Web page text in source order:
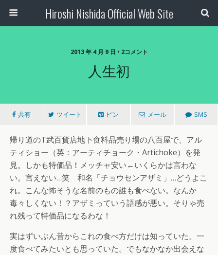
Hiroshi Nishida Official Web Site
2013 年 4 月 9 日 • 2コメント
人生初
共有 ツイート ピン メール SMS
帰り道のT武百貨店地下食料品売り場の八百屋で、アル
ティショー（英：アーティチョーク・Artichoke）を発
見。しかも特価品！メッチャ安い←いくらかは言わな
い。言えない…笑 和名「チョウセンアザミ」…どうよこ
れ。こんな怖そうな名前のもの誰も食べない。なんか
毒々しくない！？アザミっていう語感が悪い。そりゃ売
れ残って特価品になるわな！
実はずいぶん昔からこれの食べ方だけは知っていた。一
度食べてみたいとも思っていた。でもなかなか出会えな